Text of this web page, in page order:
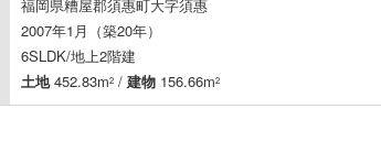
福岡県糟屋郡須惠町大字須惠
2007年1月（築20年）
6SLDK/地上2階建
土地452.83m2 / 建物 156.66m2
長崎
豊前市(
宗像市(21)
）（0）